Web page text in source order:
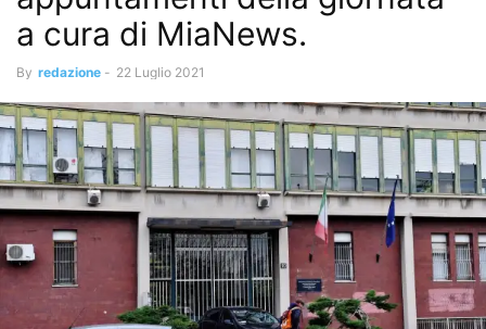
a cura di MiaNews.
By redazione - 22 Luglio 2021